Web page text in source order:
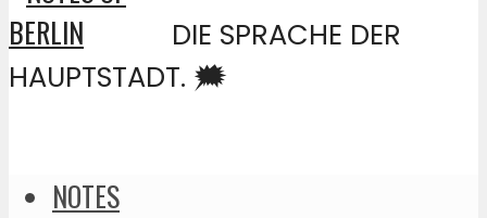
DIE SPRACHE DER
HAUPTSTADT. 🗯️
NOTES